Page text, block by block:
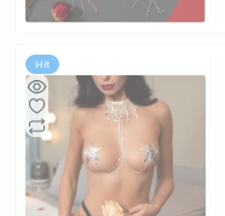
Hit